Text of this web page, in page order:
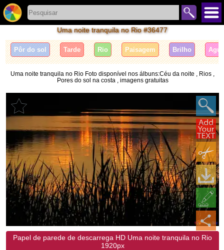
Uma noite tranquila no Rio #36477
Pôr do sol Tarde Rio Paisagem Brilho
Uma noite tranquila no Rio Foto disponível nos álbuns:Céu da noite , Rios ,
Pores do sol na costa , imagens gratuitas
Papel de parede de descarrega HD Uma noite tranquila no Rio
1920px